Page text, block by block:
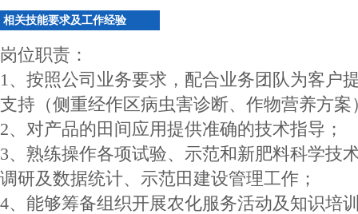
相关技能要求及工作经验
岗位职责：
1、按照公司业务要求，配合业务团队为客户
支持（侧重经作区病虫害诊断、作物营养方案
2、对产品的田间应用提供准确的技术指导；
3、熟练操作各项试验、示范和新肥料科学技
调研及数据统计、示范田建设管理工作；
4、能够筹备组织开展农化服务活动及知识培